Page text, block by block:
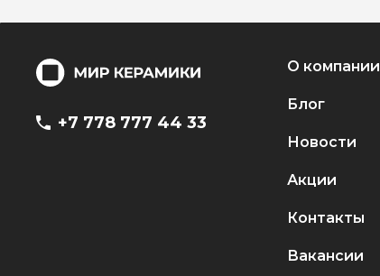
+7 778 777 44 33
О компании
Блог
Новости
Акции
Контакты
Вакансии